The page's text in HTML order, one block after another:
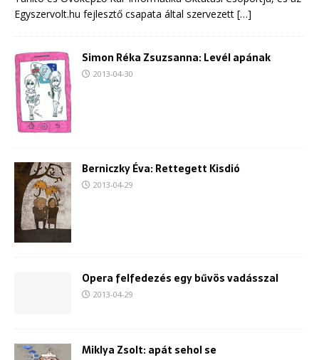
Egyszervolt.hu fejlesztő csapata által szervezett […]
Simon Réka Zsuzsanna: Levél apának
2013-04-30
Berniczky Éva: Rettegett Kisdió
2013-04-29
Opera felfedezés egy bűvös vadásszal
2013-04-29
Miklya Zsolt: apát sehol se